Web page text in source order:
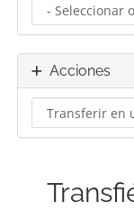
Acciones